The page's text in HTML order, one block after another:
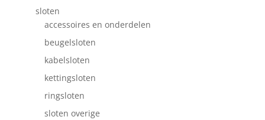
sloten
accessoires en onderdelen
beugelsloten
kabelsloten
kettingsloten
ringsloten
sloten overige